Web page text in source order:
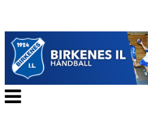
Veksle
navigasjon